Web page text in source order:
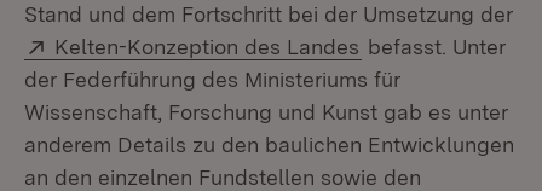
Stand und dem Fortschritt bei der Umsetzung der
Extern:
Kelten-Konzeption des Landes (Öffnet in neuem
befasst. Unter
der Federführung des Ministeriums für
Wissenschaft, Forschung und Kunst gab es unter
anderem Details zu den baulichen Entwicklungen
an den einzelnen Fundstellen sowie den